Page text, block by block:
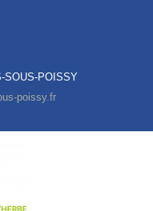
SOUS-POISSY